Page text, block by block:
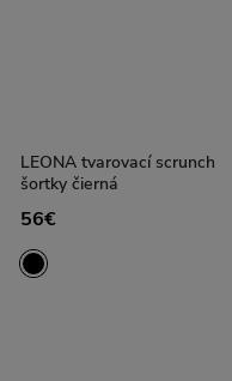
LEONA tvarovací scrunch
šortky čierná
56€